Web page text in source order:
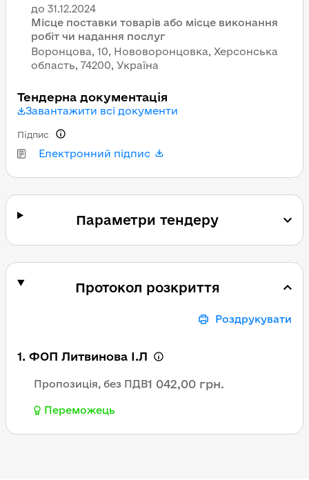
Місце поставки товарів або місце виконання
робіт чи надання послуг
Воронцова, 10, Нововоронцовка, Херсонська
область, 74200, Україна
Тендерна документація
Завантажити всі документи
Електронний підпис
Підпис
Параметри тендеру
Протокол розкриття
Роздрукувати
1. ФОП Литвинова І.Л
Пропозиція, без ПДВ1 042,00 грн.
Переможець